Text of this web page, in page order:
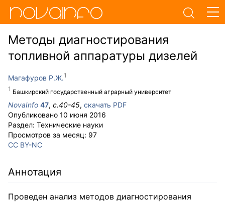
Методы диагностирования
топливной аппаратуры дизелей
Магафуров Р.Ж.
Башкирский государственный аграрный университет
NovaInfo 47, с.40-45, скачать PDF
Опубликовано 10 июня 2016
Раздел: Технические науки
Просмотров за месяц: 97
CC BY-NC
Аннотация
Проведен анализ методов диагностирования